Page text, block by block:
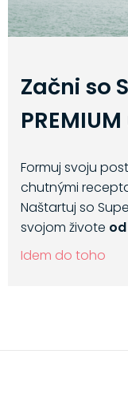
Začni so
Formuj svoju
chutnými
Naštartuj so
svojom živote
Idem do toho